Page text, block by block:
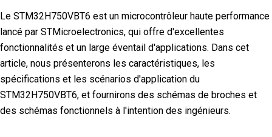
Le STM32H750VBT6 est un microcontrôleur haute performance
lancé par STMicroelectronics, qui offre d'excellentes
fonctionnalités et un large éventail d'applications. Dans cet
article, nous présenterons les caractéristiques, les
spécifications et les scénarios d'application du
STM32H750VBT6, et fournirons des schémas de broches et
des schémas fonctionnels à l'intention des ingénieurs.